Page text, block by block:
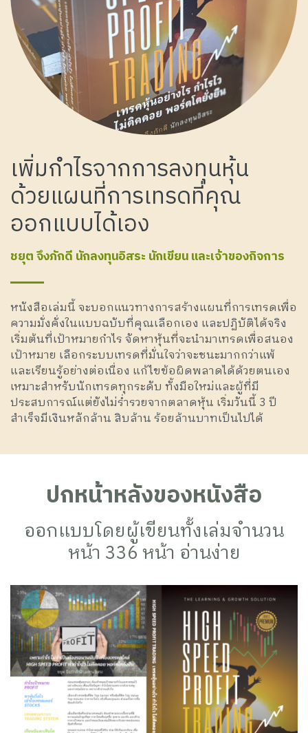
เพิ่มกำไรจากการลงทุนหุ้น
ด้วยแผนที่การเทรดที่คุณ
ออกแบบได้เอง
ชยุต จึงภักดี นักลงทุนอิสระ นักเขียน และเจ้าของกิจการ
หนังสือเล่มนี้ จะบอกแนวทางการสร้างแผนที่การเทรดเพื่อ
ความมั่งคั่งในแบบฉบับที่คุณเลือกเอง และปฏิบัติได้จริง
เริ่มต้นที่เป้าหมายกำไร จัดหาหุ้นที่จะนำมาเทรดเพื่อสนอง
เป้าหมาย เลือกระบบเทรดที่มั่นใจว่าจะชนะมากกว่าแพ้
และเรียนรู้อย่างต่อเนื่อง แก้ไขข้อผิดพลาดได้ด้วยตนเอง
เหมาะสำหรับนักเทรดทุกระดับ ทั้งมือใหม่และผู้ที่มี
ประสบการณ์แต่ยังไม่ร่ำรวยจากตลาดหุ้น เริ่มวันนี้ 3 ปี
สำเร็จมีเงินหลักล้าน สิบล้าน ร้อยล้านบาทเป็นไปได้
ปกหน้าหลังของหนังสือ
ออกแบบโดยผู้เขียนทั้งเล่มจำนวน
หน้า 336 หน้า อ่านง่าย